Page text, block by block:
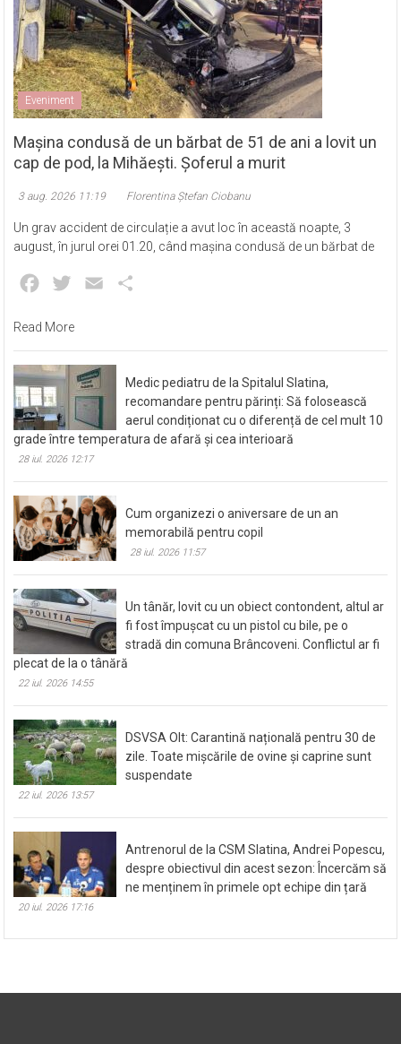
Eveniment
Mașina condusă de un bărbat de 51 de ani a lovit un
cap de pod, la Mihăești. Șoferul a murit
3 aug. 2026 11:19 Florentina Ștefan Ciobanu
Un grav accident de circulație a avut loc în această noapte, 3
august, în jurul orei 01.20, când mașina condusă de un bărbat de
Facebook
Twitter Email
Read More
Medic pediatru de la Spitalul Slatina,
recomandare pentru părinți: Să folosească
aerul condiționat cu o diferență de cel mult 10
grade între temperatura de afară și cea interioară
28 iul. 2026 12:17
Cum organizezi o aniversare de un an
memorabilă pentru copil
28 iul. 2026 11:57
Un tânăr, lovit cu un obiect contondent, altul ar
fi fost împușcat cu un pistol cu bile, pe o
stradă din comuna Brâncoveni. Conflictul ar fi
plecat de la o tânără
22 iul. 2026 14:55
DSVSA Olt: Carantină națională pentru 30 de
zile. Toate mișcările de ovine și caprine sunt
suspendate
22 iul. 2026 13:57
Antrenorul de la CSM Slatina, Andrei Popescu,
despre obiectivul din acest sezon: Încercăm să
ne menținem în primele opt echipe din țară
20 iul. 2026 17:16